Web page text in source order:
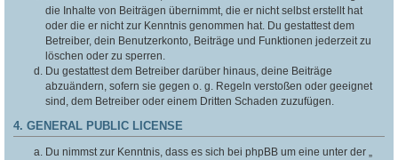
die Inhalte von Beiträgen übernimmt, die er nicht selbst erstellt hat
oder die er nicht zur Kenntnis genommen hat. Du gestattest dem
Betreiber, dein Benutzerkonto, Beiträge und Funktionen jederzeit zu
löschen oder zu sperren.
Du gestattest dem Betreiber darüber hinaus, deine Beiträge
abzuändern, sofern sie gegen o. g. Regeln verstoßen oder geeignet
sind, dem Betreiber oder einem Dritten Schaden zuzufügen.
4. GENERAL PUBLIC LICENSE
Du nimmst zur Kenntnis, dass es sich bei phpBB um eine unter der „